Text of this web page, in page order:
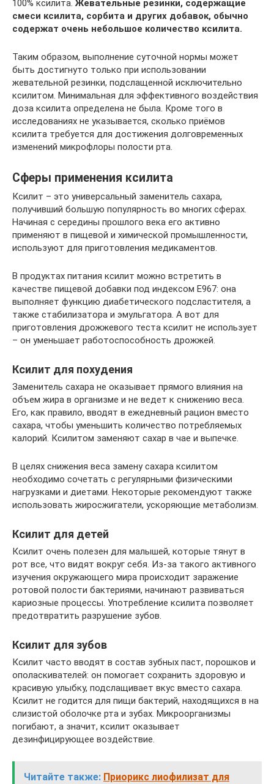
100% ксилита. Жевательные резинки, содержащие
смеси ксилита, сорбита и других добавок, обычно
содержат очень небольшое количество ксилита.
Таким образом, выполнение суточной нормы может
быть достигнуто только при использовании
жевательной резинки, подслащенной исключительно
ксилитом. Минимальная для эффективного воздействия
доза ксилита определена не была. Кроме того в
исследованиях не указывается, сколько приёмов
ксилита требуется для достижения долговременных
изменений микрофлоры полости рта.
Сферы применения ксилита
Ксилит – это универсальный заменитель сахара,
получивший большую популярность во многих сферах.
Начиная с середины прошлого века его активно
применяют в пищевой и химической промышленности,
используют для приготовления медикаментов.
В продуктах питания ксилит можно встретить в
качестве пищевой добавки под индексом Е967: она
выполняет функцию диабетического подсластителя, а
также стабилизатора и эмульгатора. А вот для
приготовления дрожжевого теста ксилит не использует
– он уменьшает работоспособность дрожжей.
Ксилит для похудения
Заменитель сахара не оказывает прямого влияния на
объем жира в организме и не ведет к снижению веса.
Его, как правило, вводят в ежедневный рацион вместо
сахара, чтобы уменьшить количество потребляемых
калорий. Ксилитом заменяют сахар в чае и выпечке.
В целях снижения веса замену сахара ксилитом
необходимо сочетать с регулярными физическими
нагрузками и диетами. Некоторые рекомендуют также
использовать жиросжигатели, ускоряющие метаболизм.
Ксилит для детей
Ксилит очень полезен для малышей, которые тянут в
рот все, что видят вокруг себя. Из-за такого активного
изучения окружающего мира происходит заражение
ротовой полости бактериями, начинают развиваться
кариозные процессы. Употребление ксилита позволяет
предотвратить разрушение зубов.
Ксилит для зубов
Ксилит часто вводят в состав зубных паст, порошков и
ополаскивателей: он помогает сохранить здоровую и
красивую улыбку, подслащивает вкус вместо сахара.
Ксилит не годится для пищи бактерий, находящихся в на
слизистой оболочке рта и зубах. Микроорганизмы
погибают, а значит, ксилит оказывает
дезинфицирующее воздействие.
Читайте также: Приорикс лиофилизат для